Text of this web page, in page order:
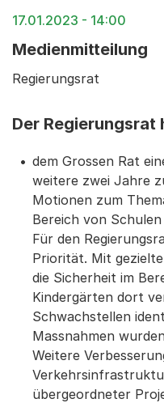
17.01.2023 - 14:00
Medienmitteilung
Regierungsrat
Der
dem Grossen Rat
weitere zwei Jahre
Motionen zum
Bereich von
Für den
Priorität. Mit
die Sicherheit im
Kindergärten dort
Schwachstellen
Massnahmen
Weitere
übergeordneter